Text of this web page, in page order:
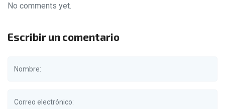
No comments yet.
Escribir un comentario